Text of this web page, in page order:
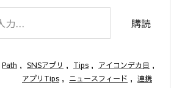
購読
Path , SNSアプリ , Tips , アイコンデカ目 ,
アプリTips , ニュースフィード , 連携